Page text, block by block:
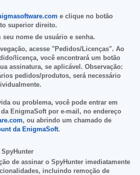
e clique no botão
superior direito.
seu nome de usuário e senha.
acesse "Pedidos/Licenças". Ao
licença, você encontrará um botão
assinatura, se aplicável. Observação:
pedidos/produtos, será necessário
ou problema, você pode entrar em
EnigmaSoft por e-mail, no endereço
, ou abrindo um chamado de
da EnigmaSoft.
de assinar o SpyHunter imediatamente
incluindo remoção de